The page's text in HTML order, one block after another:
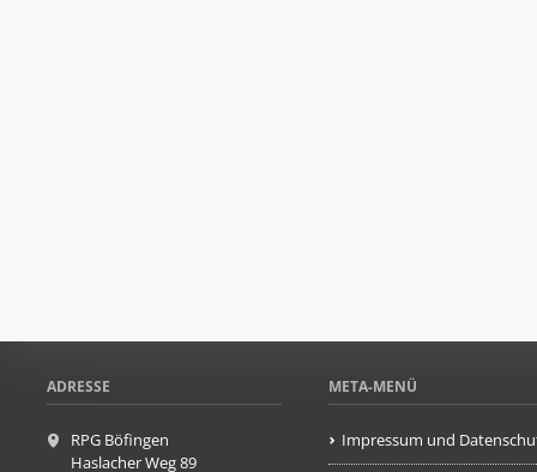
ADRESSE
RPG Böfingen
Haslacher Weg 89
META-MENÜ
Impressum und